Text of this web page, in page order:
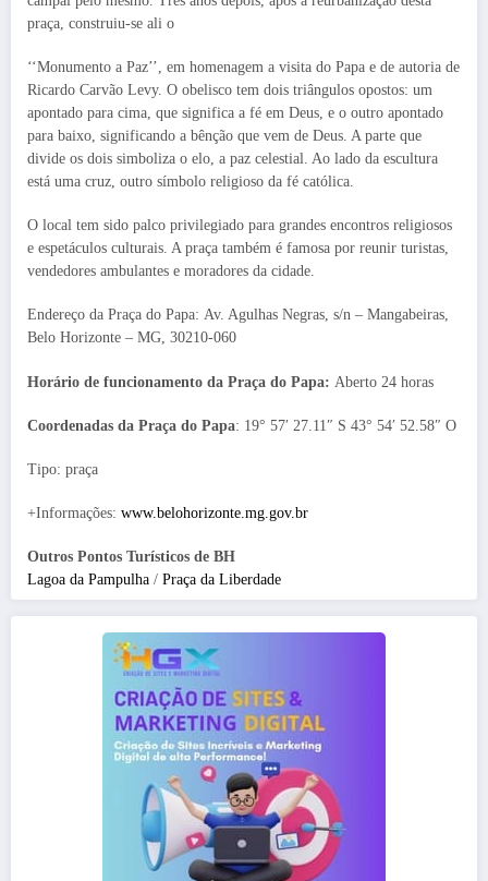
praça, construiu-se ali o
‘‘Monumento a Paz’’, em homenagem a visita do Papa e de autoria de
Ricardo Carvão Levy. O obelisco tem dois triângulos opostos: um
apontado para cima, que significa a fé em Deus, e o outro apontado
para baixo, significando a bênção que vem de Deus. A parte que
divide os dois simboliza o elo, a paz celestial. Ao lado da escultura
está uma cruz, outro símbolo religioso da fé católica.
O local tem sido palco privilegiado para grandes encontros religiosos
e espetáculos culturais. A praça também é famosa por reunir turistas,
vendedores ambulantes e moradores da cidade.
Endereço da Praça do Papa: Av. Agulhas Negras, s/n – Mangabeiras,
Belo Horizonte – MG, 30210-060
Horário de funcionamento da Praça do Papa: Aberto 24 horas
Coordenadas da Praça do Papa: 19° 57′ 27.11″ S 43° 54′ 52.58″ O
Tipo: praça
+Informações: www.belohorizonte.mg.gov.br
Outros Pontos Turísticos de BH
Lagoa da Pampulha / Praça da Liberdade